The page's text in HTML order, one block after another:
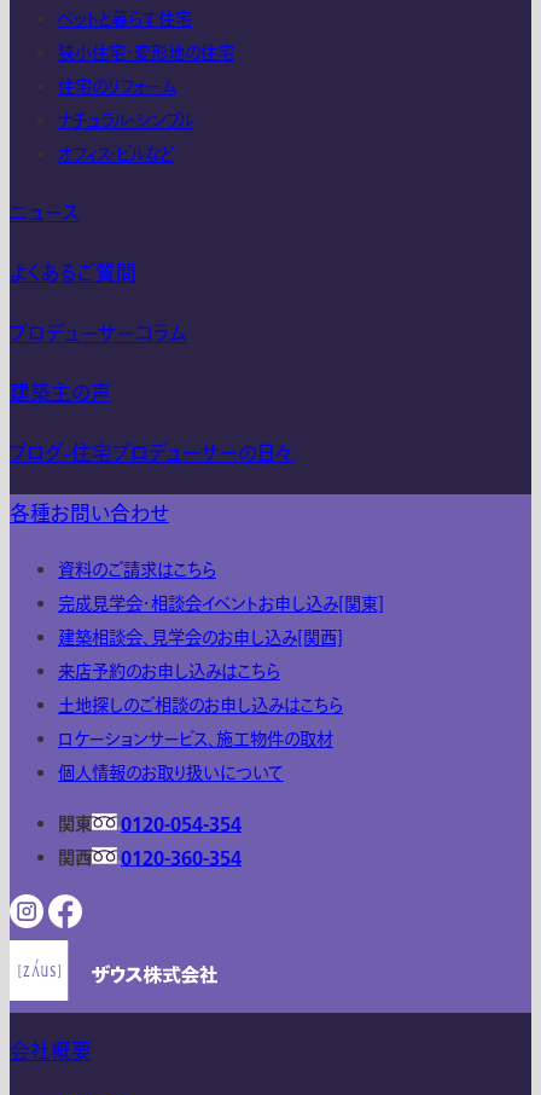
ペットと暮らす住宅
狭小住宅・変形地の住宅
住宅のリフォーム
ナチュラル・シンプル
オフィス・ビルなど
ニュース
よくあるご質問
プロデューサーコラム
建築主の声
ブログ-住宅プロデューサーの日々
各種お問い合わせ
資料のご請求はこちら
完成見学会・相談会イベントお申し込み[関東]
建築相談会、見学会のお申し込み[関西]
来店予約のお申し込みはこちら
土地探しのご相談のお申し込みはこちら
ロケーションサービス、施工物件の取材
個人情報のお取り扱いについて
関東
0120-054-354
関西
0120-360-354
会社概要